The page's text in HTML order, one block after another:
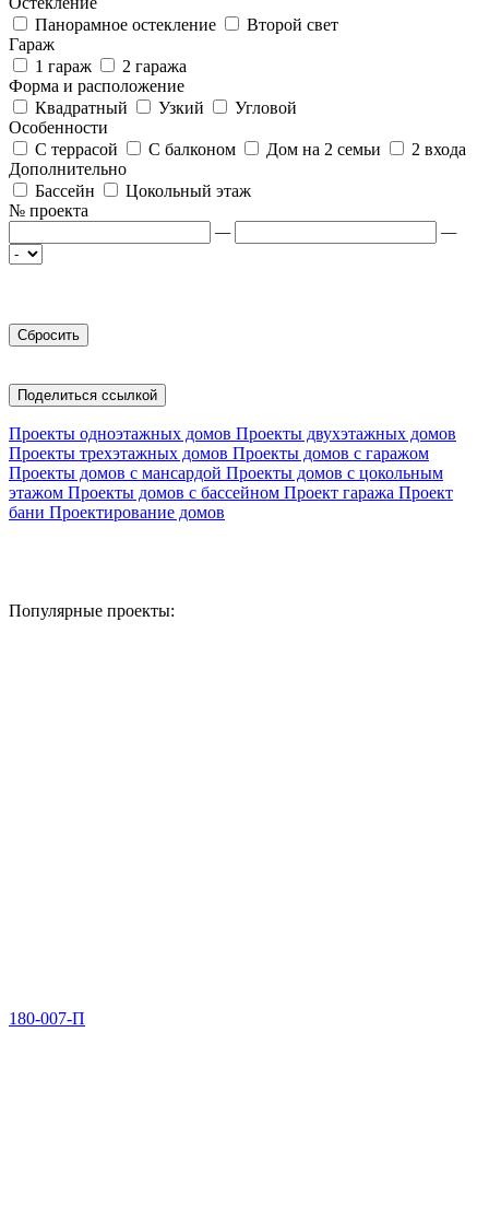
Панорамное остекление
Второй свет
Гараж
1 гараж
2 гаража
Форма и расположение
Квадратный
Узкий
Угловой
Особенности
С террасой
С балконом Дом на 2 семьи
2 входа
Дополнительно
Бассейн
Цокольный этаж
№ проекта
—
—
Поделиться ссылкой
Проекты одноэтажных домов Проекты двухэтажных домов
Проекты трехэтажных домов Проекты домов с гаражом
Проекты домов с мансардой Проекты домов с цокольным
этажом Проекты домов с бассейном Проект гаража Проект
бани Проектирование домов
Популярные проекты:
180-007-П